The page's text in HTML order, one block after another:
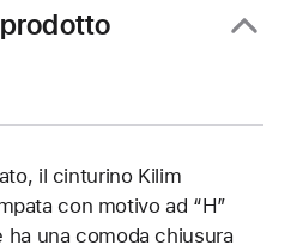
il cinturino Kilim
con motivo ad “H”
ha una comoda chiusura